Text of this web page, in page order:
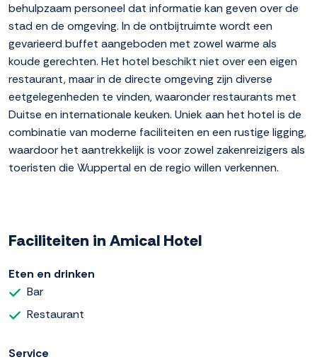
behulpzaam personeel dat informatie kan geven over de
stad en de omgeving. In de ontbijtruimte wordt een
gevarieerd buffet aangeboden met zowel warme als
koude gerechten. Het hotel beschikt niet over een eigen
restaurant, maar in de directe omgeving zijn diverse
eetgelegenheden te vinden, waaronder restaurants met
Duitse en internationale keuken. Uniek aan het hotel is de
combinatie van moderne faciliteiten en een rustige ligging,
waardoor het aantrekkelijk is voor zowel zakenreizigers als
toeristen die Wuppertal en de regio willen verkennen.
Faciliteiten in Amical Hotel
Eten en drinken
Bar
Restaurant
Service